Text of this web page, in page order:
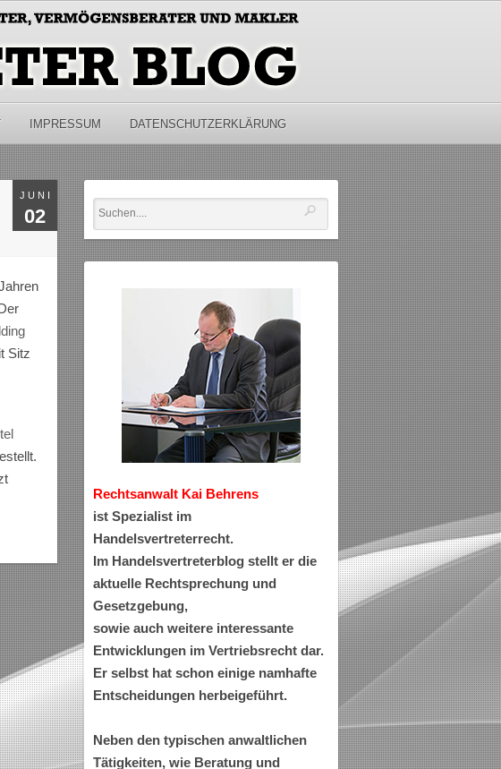
IMPRESSUM DATENSCHUTZERKLÄRUNG
JUNI
02
Sitz
Rechtsanwalt Kai Behrens
ist Spezialist im
Handelsvertreterrecht.
Im Handelsvertreterblog stellt er die
aktuelle Rechtsprechung und
Gesetzgebung,
sowie auch weitere interessante
Entwicklungen im Vertriebsrecht dar.
Er selbst hat schon einige namhafte
Entscheidungen herbeigeführt.
Neben den typischen anwaltlichen
Tätigkeiten, wie Beratung und